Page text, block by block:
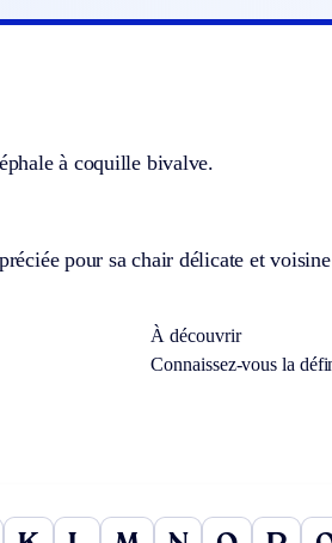
à coquille bivalve.
pour sa chair délicate et
À découvrir
Connaissez-vous la